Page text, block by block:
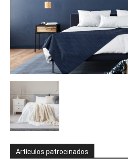
Artículos patrocinados